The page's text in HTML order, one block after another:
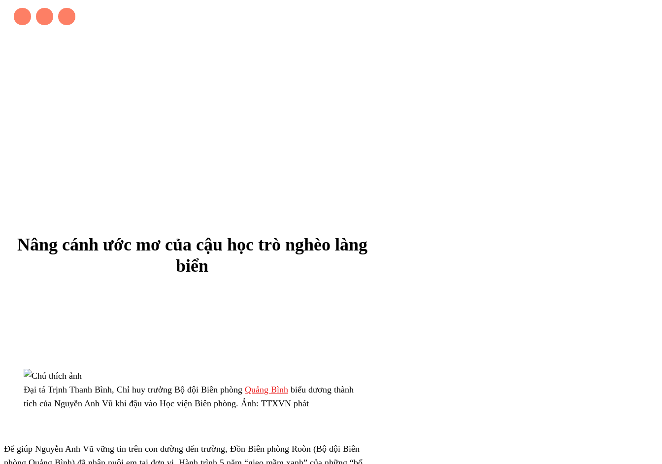
Nâng cánh ước mơ của cậu học trò nghèo làng
biển
Đại tá Trịnh Thanh Bình, Chỉ huy trưởng Bộ đội Biên phòng Quảng Bình biểu dương thành
tích của Nguyễn Anh Vũ khi đậu vào Học viện Biên phòng. Ảnh: TTXVN phát
Để giúp Nguyễn Anh Vũ vững tin trên con đường đến trường, Đồn Biên phòng Roòn (Bộ đội Biên